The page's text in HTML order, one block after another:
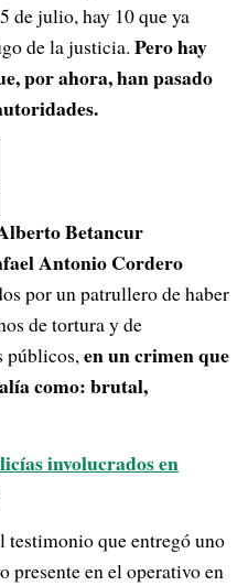
de julio, hay 10 que ya
de la justicia. Pero hay
por ahora, han pasado
Betancur
Antonio Cordero
por un patrullero de haber
de tortura y de
públicos,en un crimen que
como: brutal,
involucrados en
testimonio que entregó uno
presente en el operativo en